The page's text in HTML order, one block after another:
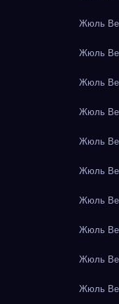
Жюль
Жюль
Жюль
Жюль
Жюль
Жюль
Жюль
Жюль
Жюль
Жюль